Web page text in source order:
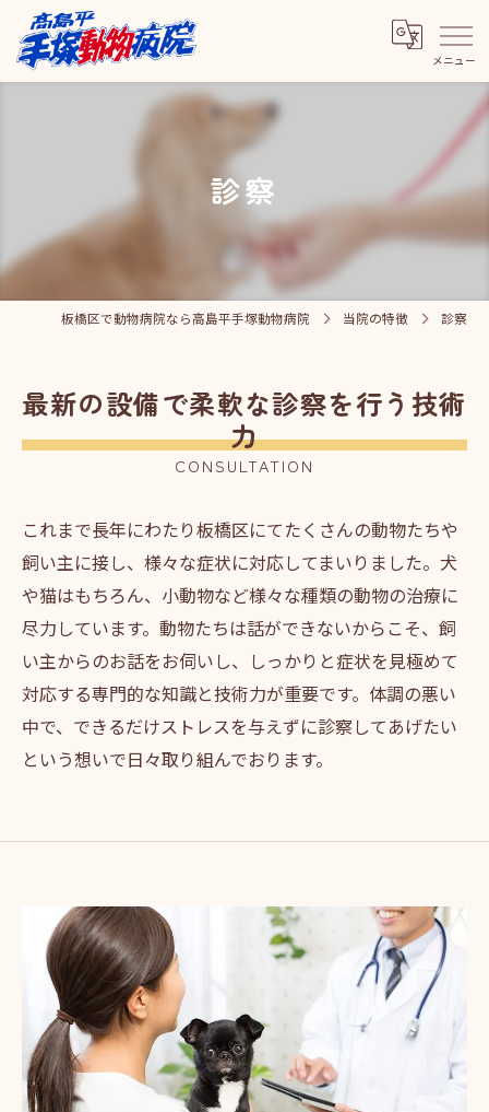
診察
板橋区で動物病院なら高島平手塚動物病院 当院の特徴 診察
最新の設備で柔軟な診察を行う技術
力
CONSULTATION
これまで長年にわたり板橋区にてたくさんの動物たちや
飼い主に接し、様々な症状に対応してまいりました。犬
や猫はもちろん、小動物など様々な種類の動物の治療に
尽力しています。動物たちは話ができないからこそ、飼
い主からのお話をお伺いし、しっかりと症状を見極めて
対応する専門的な知識と技術力が重要です。体調の悪い
中で、できるだけストレスを与えずに診察してあげたい
という想いで日々取り組んでおります。